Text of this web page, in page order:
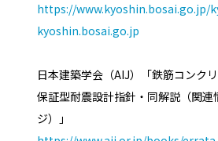
https://www.kyoshin.bosai.go.jp/
kyoshin.bosai.go.jp
日本建築学会（AIJ）「鉄筋コンク
保証型耐震設計指針・同解説（関連
ジ）」